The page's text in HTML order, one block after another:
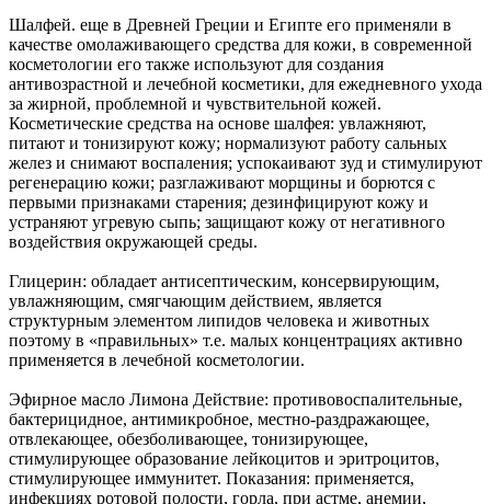
Шалфей. еще в Древней Греции и Египте его применяли в
качестве омолаживающего средства для кожи, в современной
косметологии его также используют для создания
антивозрастной и лечебной косметики, для ежедневного ухода
за жирной, проблемной и чувствительной кожей.
Косметические средства на основе шалфея: увлажняют,
питают и тонизируют кожу; нормализуют работу сальных
желез и снимают воспаления; успокаивают зуд и стимулируют
регенерацию кожи; разглаживают морщины и борются с
первыми признаками старения; дезинфицируют кожу и
устраняют угревую сыпь; защищают кожу от негативного
воздействия окружающей среды.
Глицерин: обладает антисептическим, консервирующим,
увлажняющим, смягчающим действием, является
структурным элементом липидов человека и животных
поэтому в «правильных» т.е. малых концентрациях активно
применяется в лечебной косметологии.
Эфирное масло Лимона Действие: противовоспалительные,
бактерицидное, антимикробное, местно-раздражающее,
отвлекающее, обезболивающее, тонизирующее,
стимулирующее образование лейкоцитов и эритроцитов,
стимулирующее иммунитет. Показания: применяется,
инфекциях ротовой полости, горла, при астме, анемии,